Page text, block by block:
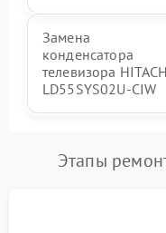
Замена
конденсатора
телевизора
LD55SYS02U-CIW
Этапы